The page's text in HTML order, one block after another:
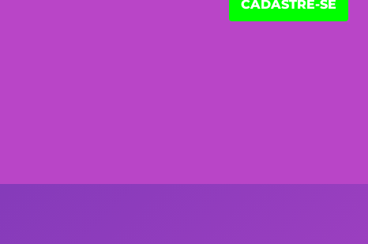
CADASTRE-SE